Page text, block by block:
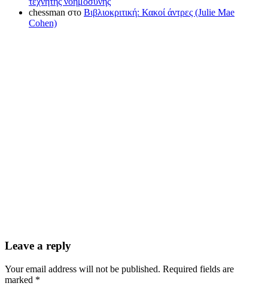
chessman στο Βιβλιοκριτική: Κακοί άντρες (Julie Mae
Cohen)
Leave a reply
Your email address will not be published. Required fields are
marked *